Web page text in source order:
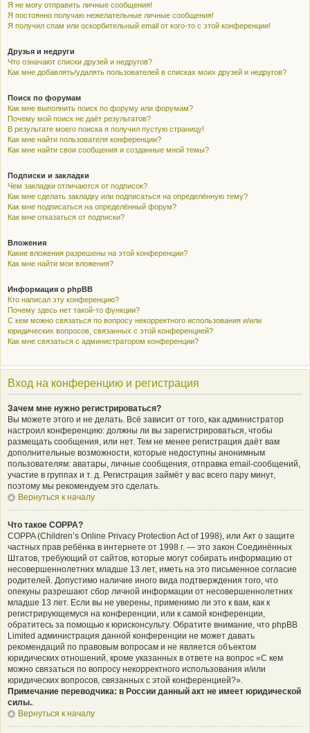
Я не могу отправить личные сообщения!
Я постоянно получаю нежелательные личные сообщения!
Я получил спам или оскорбительный email от кого-то с этой конференции!
Друзья и недруги
Что означают списки друзей и недругов?
Как мне добавлять/удалять пользователей в списках моих друзей и недругов?
Поиск по форумам
Как мне выполнить поиск по форуму или форумам?
Почему мой поиск не даёт результатов?
В результате моего поиска я получил пустую страницу!
Как мне найти пользователя конференции?
Как мне найти свои сообщения и созданные мной темы?
Подписки и закладки
Чем закладки отличаются от подписок?
Как мне сделать закладку или подписаться на определённую тему?
Как мне подписаться на определённый форум?
Как мне отказаться от подписки?
Вложения
Какие вложения разрешены на этой конференции?
Как мне найти мои вложения?
Информация о phpBB
Кто написал эту конференцию?
Почему здесь нет такой-то функции?
С кем можно связаться по вопросу некорректного использования и/или
юридических вопросов, связанных с этой конференцией?
Как мне связаться с администратором конференции?
Вход на конференцию и регистрация
Зачем мне нужно регистрироваться?
Вы можете этого и не делать. Всё зависит от того, как администратор
настроил конференцию: должны ли вы зарегистрироваться, чтобы
размещать сообщения, или нет. Тем не менее регистрация даёт вам
дополнительные возможности, которые недоступны анонимным
пользователям: аватары, личные сообщения, отправка email-сообщений,
участие в группах и т. д. Регистрация займёт у вас всего пару минут,
поэтому мы рекомендуем это сделать.
Вернуться к началу
Что такое COPPA?
COPPA (Children’s Online Privacy Protection Act of 1998), или Акт о защите
частных прав ребёнка в интернете от 1998 г. — это закон Соединённых
Штатов, требующий от сайтов, которые могут собирать информацию от
несовершеннолетних младше 13 лет, иметь на это письменное согласие
родителей. Допустимо наличие иного вида подтверждения того, что
опекуны разрешают сбор личной информации от несовершеннолетних
младше 13 лет. Если вы не уверены, применимо ли это к вам, как к
регистрирующемуся на конференции, или к самой конференции,
обратитесь за помощью к юрисконсульту. Обратите внимание, что phpBB
Limited администрация данной конференции не может давать
рекомендаций по правовым вопросам и не является объектом
юридических отношений, кроме указанных в ответе на вопрос «С кем
можно связаться по вопросу некорректного использования и/или
юридических вопросов, связанных с этой конференцией?».
Примечание переводчика: в России данный акт не имеет юридической
силы..
Вернуться к началу